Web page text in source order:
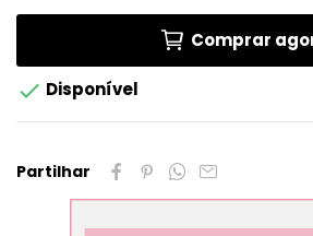
Comprar
 Disponível
Partilhar